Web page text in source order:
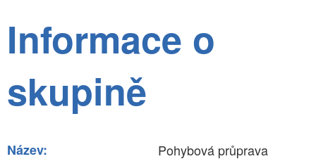
Informace o
skupině
Název: Pohybová průprava